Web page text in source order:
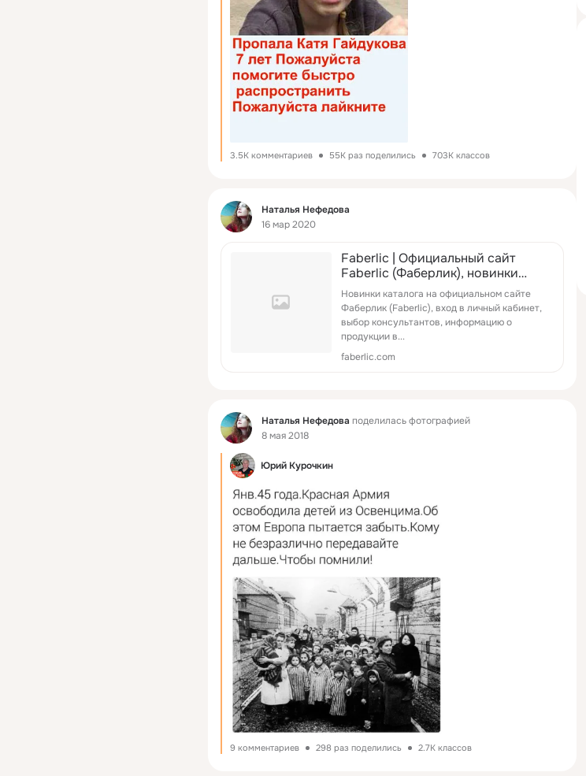
3.5K комментариев 55K раз поделились 703K классов
Фид
Наталья Нефедова
16 мар 2020
Faberlic | Официальный сайт
Faberlic (Фаберлик), новинки
каталога, информация о
продукции, выбор консультанта,
помощь при ...
Новинки каталога на официальном сайте
Фаберлик (Faberlic), вход в личный кабинет,
выбор консультантов, информацию о
продукции в...
faberlic.com
Фид Наталья Нефедова поделилась фотографией
8 мая 2018
Юрий Курочкин
9 комментариев 298 раз поделились 2.7K классов